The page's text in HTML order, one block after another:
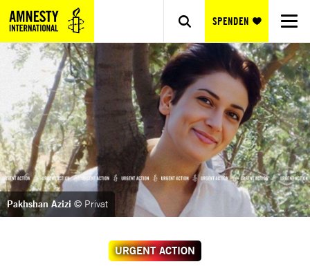
SPENDEN
Pakhshan Azizi © Privat
URGENT ACTION